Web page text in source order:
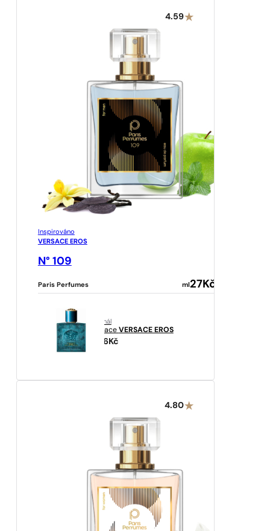
4.59
Inspirováno
VERSACE EROS
N° 109
Paris Perfumes ml 27Kč
originál
Versace VERSACE EROS
3516Kč
4.80